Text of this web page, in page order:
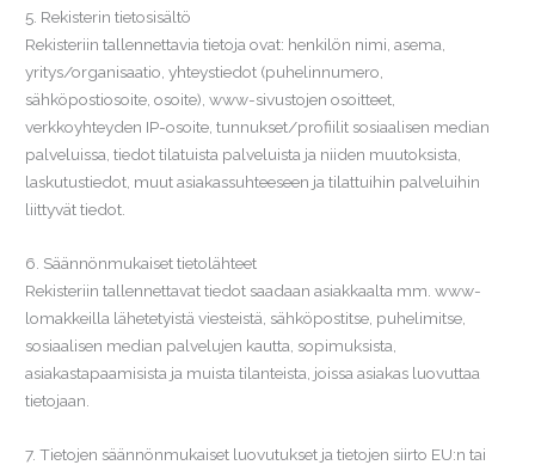
5. Rekisterin tietosisältö
Rekisteriin tallennettavia tietoja ovat: henkilön nimi, asema,
yritys/organisaatio, yhteystiedot (puhelinnumero,
sähköpostiosoite, osoite), www-sivustojen osoitteet,
verkkoyhteyden IP-osoite, tunnukset/profiilit sosiaalisen median
palveluissa, tiedot tilatuista palveluista ja niiden muutoksista,
laskutustiedot, muut asiakassuhteeseen ja tilattuihin palveluihin
liittyvät tiedot.
6. Säännönmukaiset tietolähteet
Rekisteriin tallennettavat tiedot saadaan asiakkaalta mm. www-
lomakkeilla lähetetyistä viesteistä, sähköpostitse, puhelimitse,
sosiaalisen median palvelujen kautta, sopimuksista,
asiakastapaamisista ja muista tilanteista, joissa asiakas luovuttaa
tietojaan.
7. Tietojen säännönmukaiset luovutukset ja tietojen siirto EU:n tai